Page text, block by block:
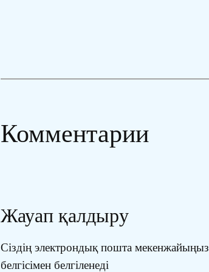
Комментарии
Жауап қалдыру
Сіздің электрондық пошта
белгісімен белгіленеді